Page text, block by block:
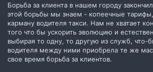
Борьба за клиента в нашем городу
этой борьбы мы знаем - копеечные
карману водителя такси. Нам не хватает
того что бы ускорить эволюцию и
выбирая то одну, то другую из служб, что-
водителя между ними приобрела те же
свое время борьба за клиентов.